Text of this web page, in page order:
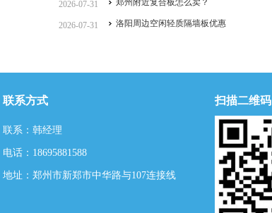
2026-07-31 郑州附近复合板怎么卖？
2026-07-31 洛阳周边空闲轻质隔墙板优惠
联系方式
联系：韩经理
电话：18695881588
地址：郑州市新郑市中华路与107连接线
扫描二维码